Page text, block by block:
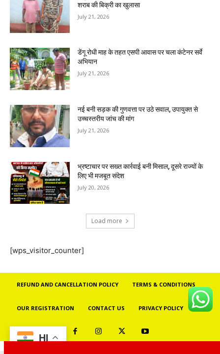
शराब की बिक्री का खुलासा
July 21, 2026
डेंगू रोधी माह के तहत एसपी आवास पर चला कंटेनर सर्वे
अभियान
July 21, 2026
नई बनी सड़क की गुणवत्ता पर उठे सवाल, उपायुक्त से
उच्चस्तरीय जांच की मांग
July 21, 2026
भ्रष्टाचार पर सख्त कार्रवाई बनी मिसाल, दूसरे राज्यों के
लिए भी मजबूत संदेश
July 20, 2026
Load more
[wps_visitor_counter]
REFUND AND CANCELLATION POLICY TERMS & CONDITIONS
OUR REGISTRATION CONTACT US PRIVACY POLICY
HI